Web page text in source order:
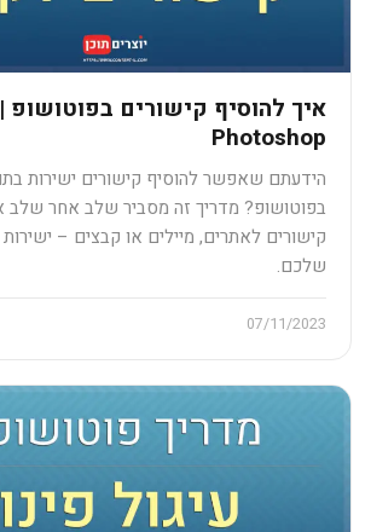
איך להוסיף קישורים בפוטושופ
Photoshop
הידעתם שאפשר להוסיף קישורים ישירות
בפוטושופ? מדריך זה מסביר שלב אחר שלב
קישורים לאתרים, מיילים או קבצים – ישירות
שלכם.
07/11/2023